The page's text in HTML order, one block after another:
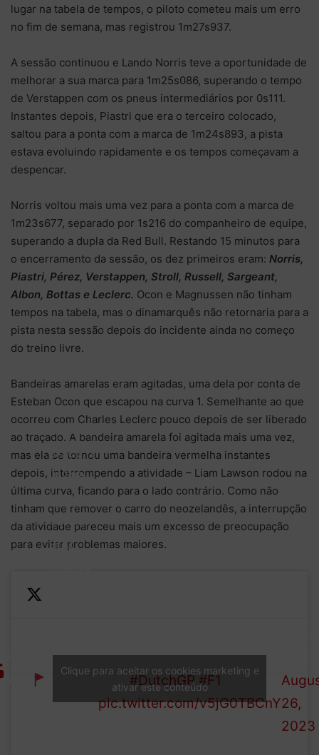
lugar na tabela de tempos, o piloto cometeu mais um erro
no fim de semana, mas registrou 1m27s937.
A sessão continuou e Lando Norris teve a oportunidade de
melhorar a sua marca para 1m25s086, superando o tempo
de Verstappen com os pneus intermediários por 0s111.
Instantes depois, Piastri que era o terceiro colocado,
saltou para a ponta com a marca de 1m24s893, a pista
estava evoluindo rapidamente e os tempos começavam a
despencar.
Norris voltou mais uma vez para a ponta com a marca de
1m23s677, separado por 1s216 do companheiro de equipe,
superando a dupla da Red Bull. Restando 15 minutos para
o encerramento da sessão, os dez primeiros eram: Norris,
Piastri, Pérez, Verstappen, Stroll, Russell, Sargeant,
Albon, Bottas e Leclerc. Ocon e Magnussen não tinham
tempos na tabela, mas o dinamarquês não retornaria para a
pista nesta sessão depois do incidente ainda no começo
do treino livre.
Bandeiras amarelas eram agitadas, uma dela por conta de
Esteban Ocon que escapou na curva 1. Semelhante ao que
ocorreu com Charles Leclerc pouco depois de ser liberado
ao traçado. A bandeira amarela foi agitada mais uma vez,
mas ela se tornou uma bandeira vermelha instantes
depois, interrompendo a atividade – Liam Lawson rodou na
última curva, ficando para o lado contrário. Como não
tinham que remover o carro do neozelandês, a interrupção
da atividade pareceu mais um excesso de preocupação
para evitar problemas maiores.
loses it
in the
final
corner
and
the
wall,
but he
out, but not for
long! #DutchGP #F1
pic.twitter.com/v5jG0TBCnY26,
2023
Clique para aceitar os cookies marketing e
ativar este conteúdo